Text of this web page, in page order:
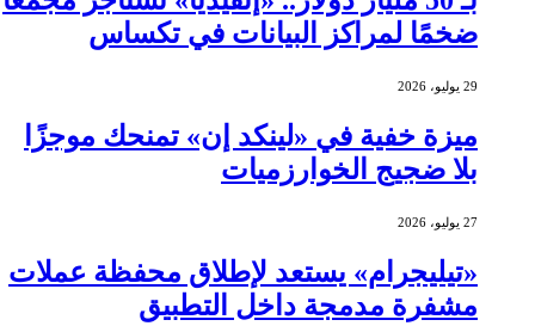
ضخمًا لمراكز البيانات في تكساس
29 يوليو، 2026
ميزة خفية في «لينكد إن» تمنحك موجزًا
بلا ضجيج الخوارزميات
27 يوليو، 2026
«تيليجرام» يستعد لإطلاق محفظة عملات
مشفرة مدمجة داخل التطبيق